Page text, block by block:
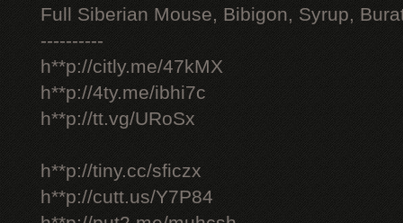
Full Siberian Mouse, Bibigon, Syrup,
----------
h**p://citly.me/47kMX
h**p://4ty.me/ibhi7c
h**p://tt.vg/URoSx
h**p://tiny.cc/sficzx
h**p://cutt.us/Y7P84